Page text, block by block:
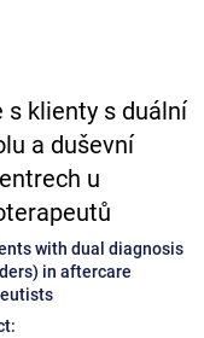
s klienty s duální
a duševní
u
with dual diagnosis
in aftercare